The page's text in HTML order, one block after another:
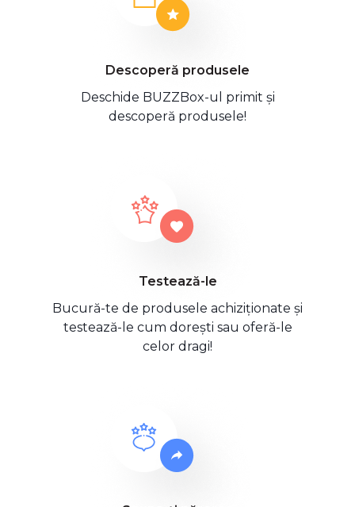
Descoperă produsele
Deschide BUZZBox-ul primit și
descoperă produsele!
Testează-le
Bucură-te de produsele achiziționate și
testează-le cum dorești sau oferă-le
celor dragi!